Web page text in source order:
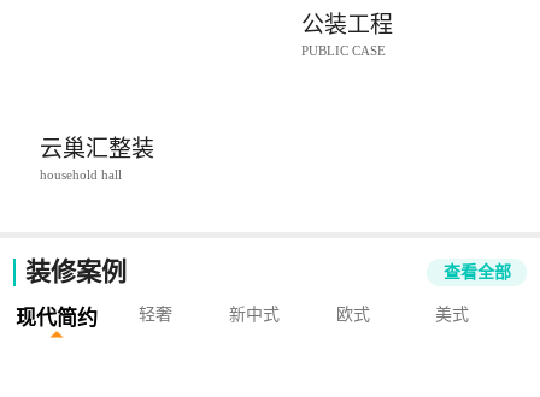
公装工程
PUBLIC CASE
云巢汇整装
household hall
装修案例 查看全部
现代简约 轻奢 新中式 欧式 美式